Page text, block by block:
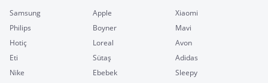
Samsung Apple
Xiaomi
Philips
Boyner
Mavi
Hotiç
Loreal
Avon
Eti
Sütaş
Adidas
Nike
Ebebek
Sleepy